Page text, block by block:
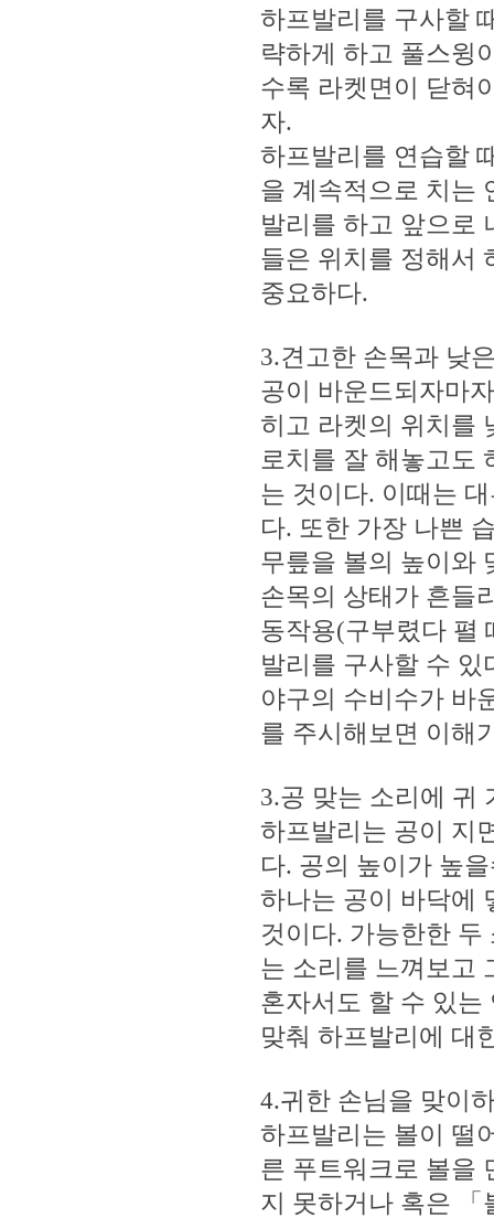
하프발리를 구사할
략하게 하고 풀스윙
수록 라켓면이 닫혀
자.
하프발리를 연습할
을 계속적으로 치는
발리를 하고 앞으로
들은 위치를 정해서
중요하다.
3.견고한 손목과 낮
공이 바운드되자마
히고 라켓의 위치를
로치를 잘 해놓고도
는 것이다. 이때는
다. 또한 가장 나쁜
무릎을 볼의 높이와
손목의 상태가 흔들
동작용(구부렸다 펼
발리를 구사할 수 있
야구의 수비수가 바
를 주시해보면 이해
3.공 맞는 소리에 귀
하프발리는 공이 지
다. 공의 높이가 높
하나는 공이 바닥에
것이다. 가능한한
는 소리를 느껴보고
혼자서도 할 수 있는
맞춰 하프발리에 대
4.귀한 손님을 맞이
하프발리는 볼이 떨
른 푸트워크로 볼을
지 못하거나 혹은